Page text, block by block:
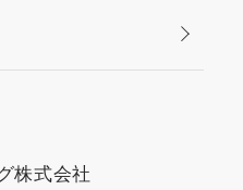
株式会社